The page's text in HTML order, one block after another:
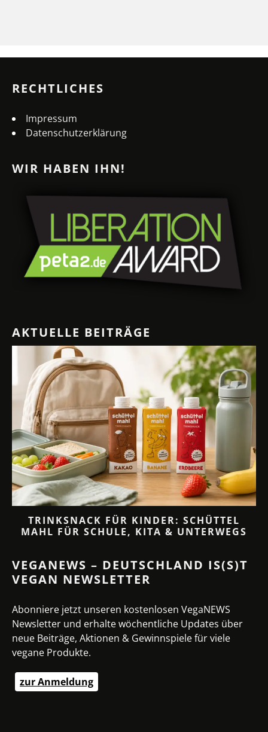
RECHTLICHES
Impressum
Datenschutzerklärung
WIR HABEN IHN!
AKTUELLE BEITRÄGE
TRINKSNACK FÜR KINDER: SCHÜTTEL
MAHL FÜR SCHULE, KITA & UNTERWEGS
VEGANEWS – DEUTSCHLAND IS(S)T
VEGAN NEWSLETTER
Abonniere jetzt unseren kostenlosen VegaNEWS
Newsletter und erhalte wöchentliche Updates über
neue Beiträge, Aktionen & Gewinnspiele für viele
vegane Produkte.
zur Anmeldung